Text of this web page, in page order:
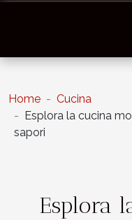
Home
Cucina
Esplora la cucina
sapori
Esplora